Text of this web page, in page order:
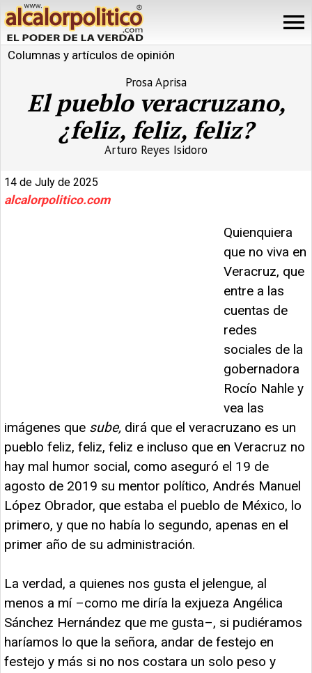
Columnas y artículos de opinión
Prosa Aprisa
El pueblo veracruzano,
¿feliz, feliz, feliz?
Arturo Reyes Isidoro
14 de July de 2025
alcalorpolitico.com
Quienquiera
que no viva en
Veracruz, que
entre a las
cuentas de
redes
sociales de la
gobernadora
Rocío Nahle y
vea las
imágenes que sube, dirá que el veracruzano es un
pueblo feliz, feliz, feliz e incluso que en Veracruz no
hay mal humor social, como aseguró el 19 de
agosto de 2019 su mentor político, Andrés Manuel
López Obrador, que estaba el pueblo de México, lo
primero, y que no había lo segundo, apenas en el
primer año de su administración.
La verdad, a quienes nos gusta el jelengue, al
menos a mí –como me diría la exjueza Angélica
Sánchez Hernández que me gusta–, si pudiéramos
haríamos lo que la señora, andar de festejo en
festejo y más si no nos costara un solo peso y